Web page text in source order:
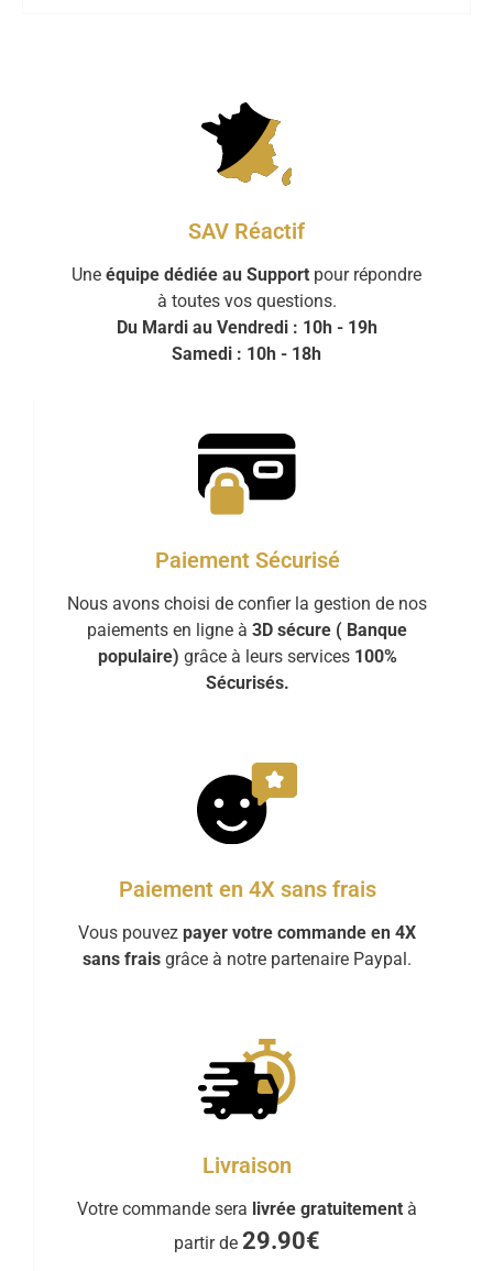
SAV Réactif
Une équipe dédiée au Support pour répondre
à toutes vos questions.
Du Mardi au Vendredi : 10h - 19h
Samedi : 10h - 18h
Paiement Sécurisé
Nous avons choisi de confier la gestion de nos
paiements en ligne à 3D sécure ( Banque
populaire) grâce à leurs services 100%
Sécurisés.
Paiement en 4X sans frais
Vous pouvez payer votre commande en 4X
sans frais grâce à notre partenaire Paypal.
Livraison
Votre commande sera livrée gratuitement à
partir de 29.90€